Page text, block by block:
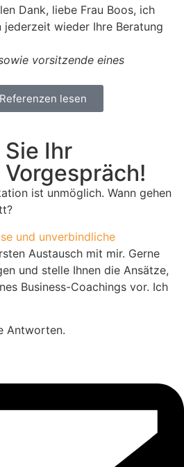
Dank, liebe Frau Boos, ich
wieder Ihre Beratung
vorsitzende eines
lesen
Ihr
ist unmöglich. Wann gehen
und unverbindliche
Austausch mit mir. Gerne
und stelle Ihnen die Ansätze,
Business-Coachings vor. Ich
Antworten.